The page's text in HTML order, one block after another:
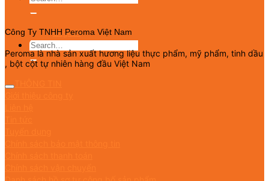
English
Công Ty TNHH Peroma Việt Nam
Peroma là nhà sản xuất hương liệu thực phẩm, mỹ phẩm, tinh dầu
, bột cột tự nhiên hàng đầu Việt Nam